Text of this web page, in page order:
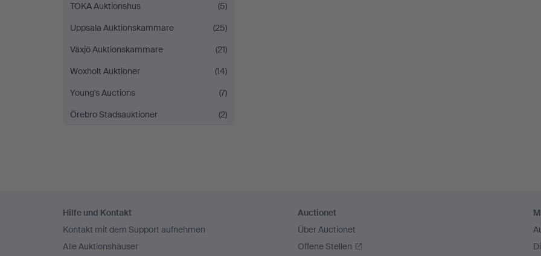
TOKA Auktionshus
(5)
Uppsala Auktionskammare
(25)
Växjö Auktionskammare
(21)
Woxholt Auktioner
(14)
Young's Auctions
(7)
Örebro Stadsauktioner
(2)
Navigation
Hilfe und Kontakt
Kontakt mit dem Support aufnehmen
Alle Auktionshäuser
Auctionet
Über Auctionet
Offene Stellen